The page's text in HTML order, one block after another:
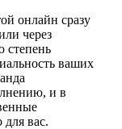
онлайн сразу
через
степень
ваших
и в
вас.